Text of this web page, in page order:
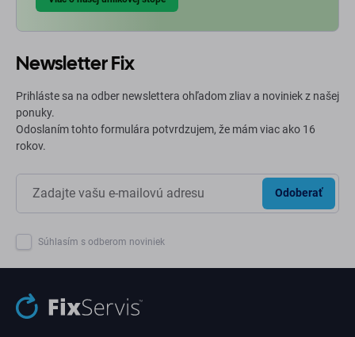
Newsletter Fix
Prihláste sa na odber newslettera ohľadom zliav a noviniek z našej
ponuky.
Odoslaním tohto formulára potvrdzujem, že mám viac ako 16
rokov.
Odoberať
Súhlasím s odberom noviniek